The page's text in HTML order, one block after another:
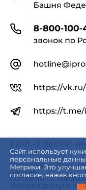
Сайт использует
персональные
Метрики. Это
согласие, нажав
Башня
8-800-100-
звонок по
https://
https://t.me/
©2021 - 2026 ООО
защищены.
Политика в
данных
Согласие на
Условия доступа к